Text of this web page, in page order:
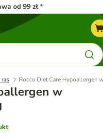
od 99 zł *
Rocco Diet Care Hypoallergen
w